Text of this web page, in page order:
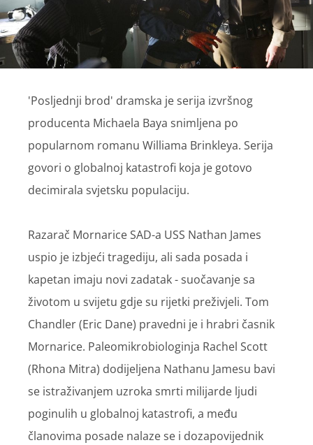
'Posljednji brod' dramska je serija izvršnog
producenta Michaela Baya snimljena po
popularnom romanu Williama Brinkleya. Serija
govori o globalnoj katastrofi koja je gotovo
decimirala svjetsku populaciju.
Razarač Mornarice SAD-a USS Nathan James
uspio je izbjeći tragediju, ali sada posada i
kapetan imaju novi zadatak - suočavanje sa
životom u svijetu gdje su rijetki preživjeli. Tom
Chandler (Eric Dane) pravedni je i hrabri časnik
Mornarice. Paleomikrobiologinja Rachel Scott
(Rhona Mitra) dodijeljena Nathanu Jamesu bavi
se istraživanjem uzroka smrti milijarde ljudi
poginulih u globalnoj katastrofi, a među
članovima posade nalaze se i dozapovijednik